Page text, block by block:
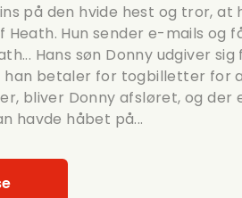
på den hvide hest og tror, at
Hun sender e-mails og
Hans søn Donny udgiver
betaler for togbilletter for
bliver Donny afsløret, og der
havde håbet på...